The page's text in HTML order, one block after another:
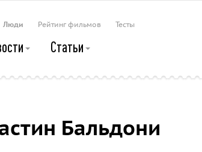
Люди Рейтинг фильмов Тесты
Статьи
Бальдони